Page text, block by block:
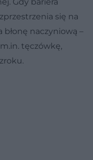
się na
naczyniową –
tęczówkę,